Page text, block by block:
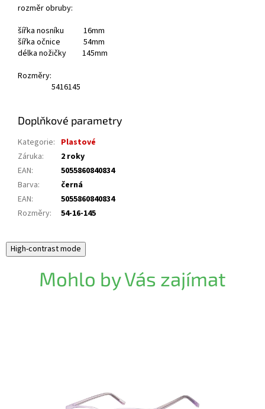
rozměr obruby:
šířka nosníku 16mm
šířka očnice 54mm
délka nožičky 145mm
Rozměry:
5416145
Doplňkové parametry
Kategorie: Plastové
Záruka:
2 roky
EAN:
5055860840834
Barva:
černá
EAN:
5055860840834
Rozměry: 54-16-145
High-contrast mode
Mohlo by Vás zajímat